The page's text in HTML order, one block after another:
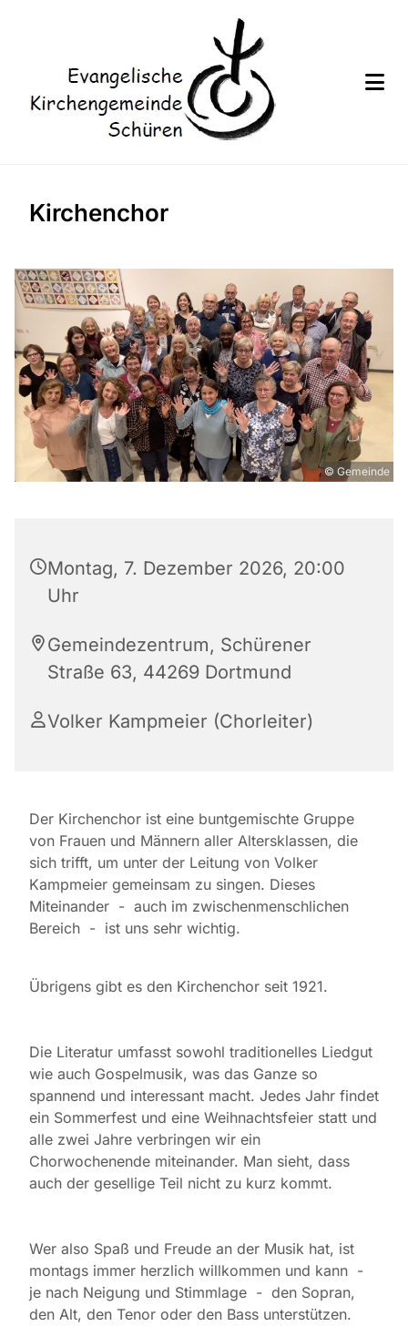
Kirchenchor
© Gemeinde
Montag, 7. Dezember 2026, 20:00
Uhr
Gemeindezentrum, Schürener
Straße 63, 44269 Dortmund
Volker Kampmeier (Chorleiter)
Der Kirchenchor ist eine buntgemischte Gruppe
von Frauen und Männern aller Altersklassen, die
sich trifft, um unter der Leitung von Volker
Kampmeier gemeinsam zu singen. Dieses
Miteinander - auch im zwischenmenschlichen
Bereich - ist uns sehr wichtig.
Übrigens gibt es den Kirchenchor seit 1921.
Die Literatur umfasst sowohl traditionelles Liedgut
wie auch Gospelmusik, was das Ganze so
spannend und interessant macht. Jedes Jahr findet
ein Sommerfest und eine Weihnachtsfeier statt und
alle zwei Jahre verbringen wir ein
Chorwochenende miteinander. Man sieht, dass
auch der gesellige Teil nicht zu kurz kommt.
Wer also Spaß und Freude an der Musik hat, ist
montags immer herzlich willkommen und kann -
je nach Neigung und Stimmlage - den Sopran,
den Alt, den Tenor oder den Bass unterstützen.